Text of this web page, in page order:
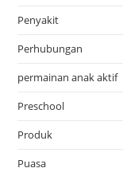
Penyakit
Perhubungan
permainan anak aktif
Preschool
Produk
Puasa